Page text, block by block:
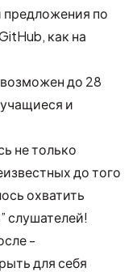
предложения по
как на
до 28
и
не только
до того
охватить
слушателей!
-
для себя